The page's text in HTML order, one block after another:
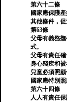
第六十二條
國家應保護
其他條件，促
第63條
父母有義務
式。
父母有責任
身心殘疾和
兒童必須照顧
國家應特別
第六十四條
人人有責任保